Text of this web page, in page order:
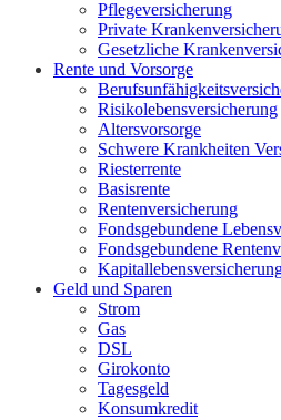
Pflegeversicherung
Private
Gesetzliche
Rente und Vorsorge
Risikolebensversicherung
Altersvorsorge
Schwere Krankheiten
Riesterrente
Basisrente
Rentenversicherung
Fondsgebundene
Fondsgebundene
Geld und Sparen
Strom
Gas
DSL
Girokonto
Tagesgeld
Konsumkredit